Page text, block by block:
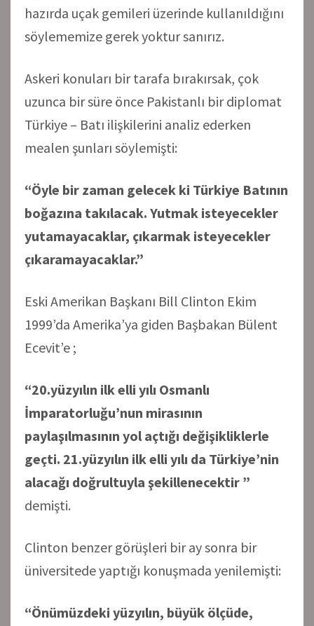
hazırda uçak gemileri üzerinde kullanıldığını
söylememize gerek yoktur sanırız.
Askeri konuları bir tarafa bırakırsak, çok
uzunca bir süre önce Pakistanlı bir diplomat
Türkiye – Batı ilişkilerini analiz ederken
mealen şunları söylemişti:
“Öyle bir zaman gelecek ki Türkiye Batının
boğazına takılacak. Yutmak isteyecekler
yutamayacaklar, çıkarmak isteyecekler
çıkaramayacaklar.”
Eski Amerikan Başkanı Bill Clinton Ekim
1999’da Amerika’ya giden Başbakan Bülent
Ecevit’e ;
“20.yüzyılın ilk elli yılı Osmanlı
İmparatorluğu’nun mirasının
paylaşılmasının yol açtığı değişikliklerle
geçti. 21.yüzyılın ilk elli yılı da Türkiye’nin
alacağı doğrultuyla şekillenecektir ”
demişti.
Clinton benzer görüşleri bir ay sonra bir
üniversitede yaptığı konuşmada yenilemişti:
“Önümüzdeki yüzyılın, büyük ölçüde,